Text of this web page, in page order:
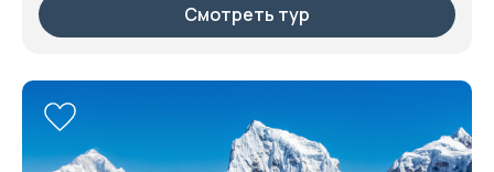
Смотреть тур